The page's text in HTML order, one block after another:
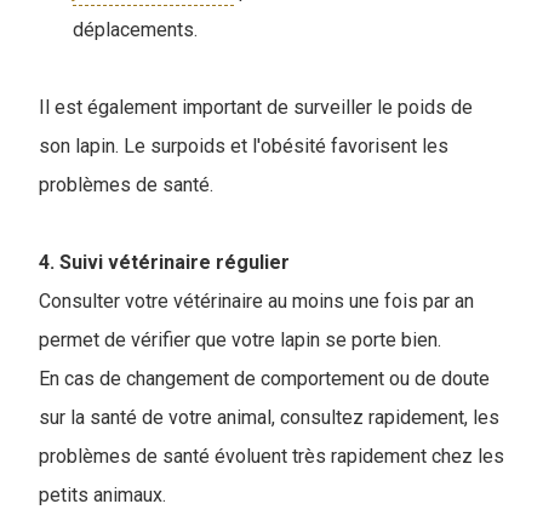
déplacements.
Il est également important de surveiller le poids de
son lapin. Le surpoids et l'obésité favorisent les
problèmes de santé.
4. Suivi vétérinaire régulier
Consulter votre vétérinaire au moins une fois par an
permet de vérifier que votre lapin se porte bien.
En cas de changement de comportement ou de doute
sur la santé de votre animal, consultez rapidement, les
problèmes de santé évoluent très rapidement chez les
petits animaux.